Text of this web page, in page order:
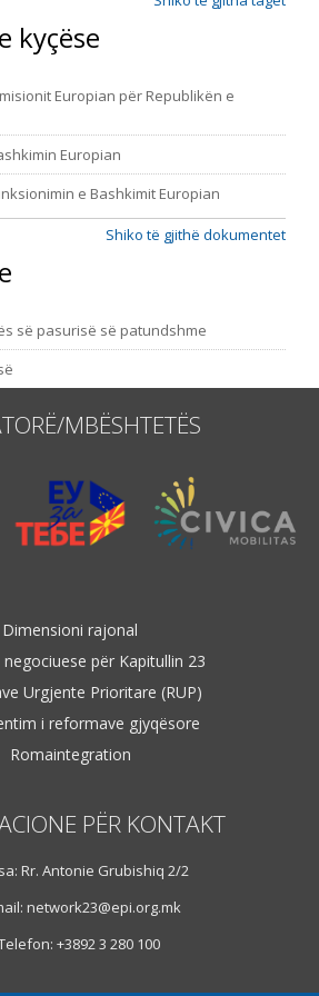
fillimi i muajit maj të vitit 2016,
me fundin e muajit janar të vitit 2018.
me ciklin e ri të raporteve t
kyçëse
Europian për Republikën e
Europian
e Bashkimit Europian
Shiko të gjithë dokumentet
së pasurisë së patundshme
MBËSHTETËS
Dimensioni rajonal
për Kapitullin 23
Urgjente Prioritare (RUP)
i reformave gjyqësore
Romaintegration
PËR KONTAKT
Rr. Antonie Grubishiq 2/2
network23@epi.org.mk
+3892 3 280 100